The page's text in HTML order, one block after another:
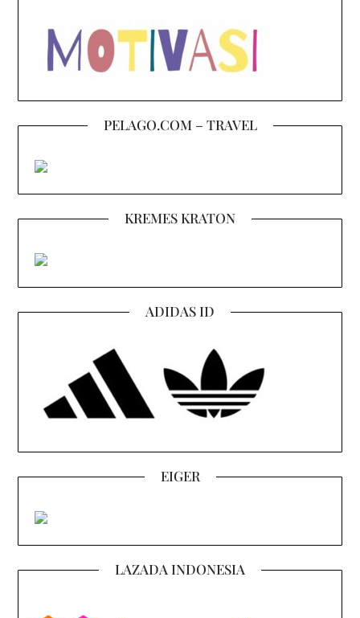
PELAGO.COM – TRAVEL
KREMES KRATON
ADIDAS ID
EIGER
LAZADA INDONESIA